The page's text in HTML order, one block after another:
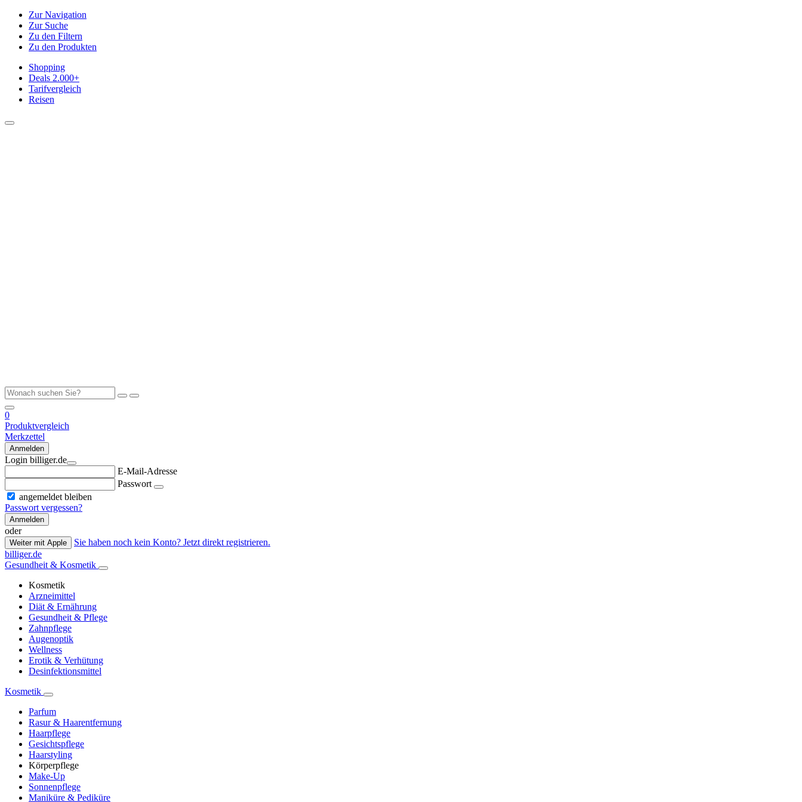
Zur Navigation
Zur Suche
Zu den Filtern
Zu den Produkten
Shopping
Deals 2.000+
Tarifvergleich
Reisen
0
Produktvergleich
Merkzettel
Anmelden
Login billiger.de
E-Mail-Adresse
Passwort
angemeldet bleiben
Passwort vergessen?
Anmelden
oder
Weiter mit Apple
Sie haben noch kein Konto? Jetzt direkt registrieren.
billiger.de
Gesundheit & Kosmetik
Kosmetik
Arzneimittel
Diät & Ernährung
Gesundheit & Pflege
Zahnpflege
Augenoptik
Wellness
Erotik & Verhütung
Desinfektionsmittel
Kosmetik
Parfum
Rasur & Haarentfernung
Haarpflege
Gesichtspflege
Haarstyling
Körperpflege
Make-Up
Sonnenpflege
Maniküre & Pediküre